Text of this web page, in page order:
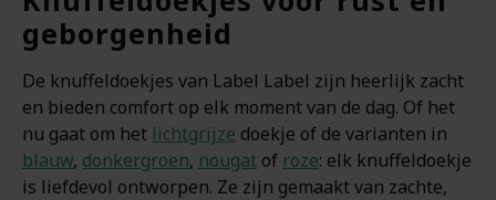
geborgenheid
De knuffeldoekjes van Label Label zijn heerlijk zacht
en bieden comfort op elk moment van de dag. Of het
nu gaat om het lichtgrijze doekje of de varianten in
blauw, donkergroen, nougat of roze: elk knuffeldoekje
is liefdevol ontworpen. Ze zijn gemaakt van zachte,